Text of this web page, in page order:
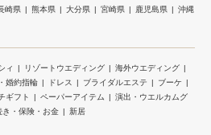
崎県 熊本県 大分県 宮崎県 鹿児島県
沖縄
ィ リゾートウエディング
海外ウエディング
婚約指輪 ドレス ブライダルエステ
ブーケ
ギフト ペーパーアイテム
演出・ウエルカムグ
き・保険・お金 新居